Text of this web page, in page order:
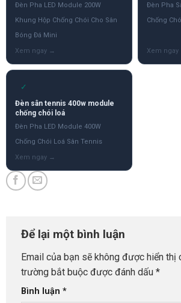
Đèn Pha LED Module 200W
Khung Hộp Chống Chói Cho Sân
Bóng Đá Mini
Đèn Pha
Chống
✓
Đèn sân tennis 400w module
chống chói loá
Đèn Pha LED Module 400W
Chống Chói Loá Sân Tennis
Để lại một bình luận
Email của bạn sẽ không được hiển thị
trường bắt buộc được đánh dấu *
Bình luận *